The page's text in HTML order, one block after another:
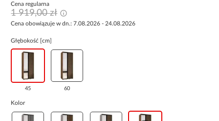
Cena regularna
1 919,00 zł
Cena obowiązuje w dn.: 7.08.2026 - 24.08.2026
Głębokość [cm]
45 60
Kolor